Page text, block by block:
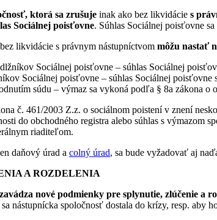
ktorá sa zrušuje inak ako bez likvidácie s
Sociálnej poisťovne. Súhlas Sociálnej poisťovne
likvidácie s právnym nástupníctvom môžu nastať
Sociálnej poisťovne – súhlas Sociálnej
Sociálnej poisťovne – súhlas Sociálnej poisťovne
súdu – výmaz sa vykoná podľa § 8a zákona o
č. 461/2003 Z.z. o sociálnom poistení v znení
do obchodného registra alebo súhlas s
riaditeľom.
daňový úrad a colný úrad, sa bude vyžadovať aj
A ROZDELENIA
zavádza nové podmienky pre splynutie, zlúčenie a
nástupnícka spoločnosť dostala do krízy, resp. aby